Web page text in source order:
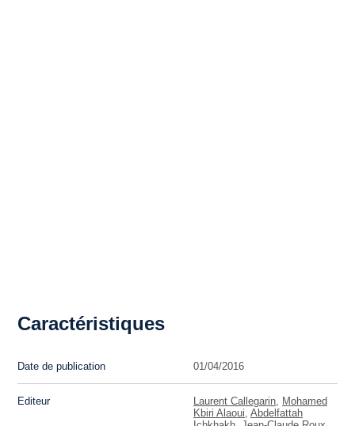
Caractéristiques
Date de publication 01/04/2016
Editeur Laurent Callegarin, Mohamed
Kbiri Alaoui, Abdelfattah